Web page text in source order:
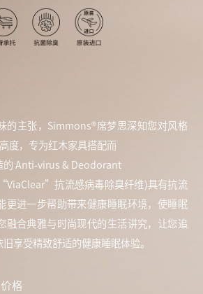
的主张，Simmons®席梦思深知您对风格
度，专为红木家具搭配而
的 Anti-virus & Deodorant
抗流感病毒除臭纤维)具有抗流
更进一步帮助带来健康睡眠环境，使睡眠
融合典雅与时尚现代的生活讲究，让您追
享受精致舒适的健康睡眠体验。
格